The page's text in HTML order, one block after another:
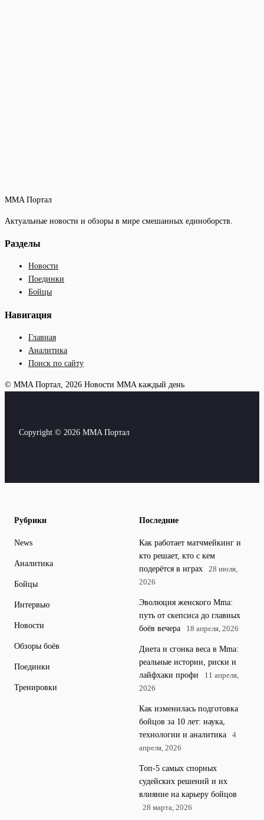
MMA Портал
Актуальные новости и обзоры в мире смешанных единоборств.
Разделы
Новости
Поединки
Бойцы
Навигация
Главная
Аналитика
Поиск по сайту
© MMA Портал, 2026 Новости MMA каждый день
Copyright © 2026 MMA Портал
Рубрики
News
Аналитика
Бойцы
Интервью
Новости
Обзоры боёв
Поединки
Тренировки
Последние
Как работает матчмейкинг и
кто решает, кто с кем
подерётся в играх
28 июля,
2026
Эволюция женского Mma:
путь от скепсиса до главных
боёв вечера
18 апреля, 2026
Диета и сгонка веса в Mma:
реальные истории, риски и
лайфхаки профи
11 апреля,
2026
Как изменилась подготовка
бойцов за 10 лет: наука,
технологии и аналитика
4
апреля, 2026
Топ-5 самых спорных
судейских решений и их
влияние на карьеру бойцов
28 марта, 2026